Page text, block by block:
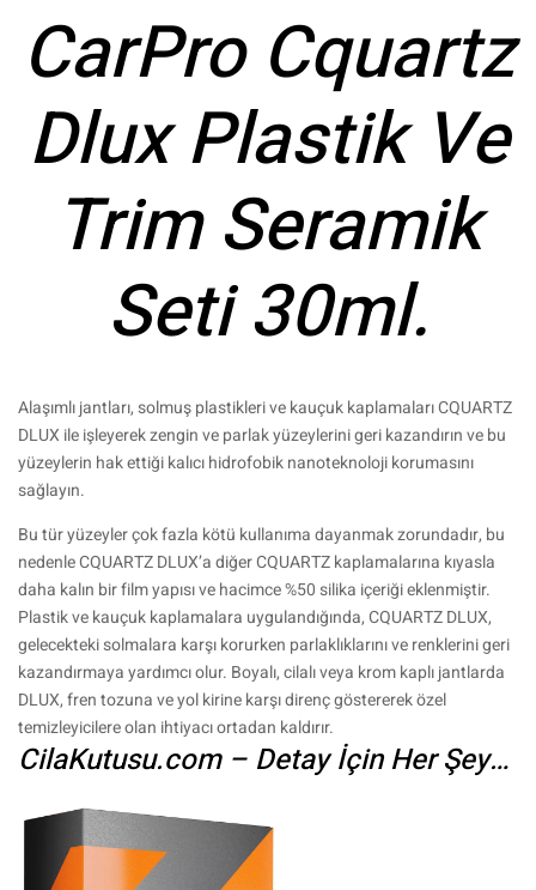
CarPro Cquartz
Dlux Plastik Ve
Trim Seramik
Seti 30ml.
Alaşımlı jantları, solmuş plastikleri ve kauçuk kaplamaları CQUARTZ
DLUX ile işleyerek zengin ve parlak yüzeylerini geri kazandırın ve bu
yüzeylerin hak ettiği kalıcı hidrofobik nanoteknoloji korumasını
sağlayın.
Bu tür yüzeyler çok fazla kötü kullanıma dayanmak zorundadır, bu
nedenle CQUARTZ DLUX’a diğer CQUARTZ kaplamalarına kıyasla
daha kalın bir film yapısı ve hacimce %50 silika içeriği eklenmiştir.
Plastik ve kauçuk kaplamalara uygulandığında, CQUARTZ DLUX,
gelecekteki solmalara karşı korurken parlaklıklarını ve renklerini geri
kazandırmaya yardımcı olur. Boyalı, cilalı veya krom kaplı jantlarda
DLUX, fren tozuna ve yol kirine karşı direnç göstererek özel
temizleyicilere olan ihtiyacı ortadan kaldırır.
CilaKutusu.com – Detay İçin Her Şey…